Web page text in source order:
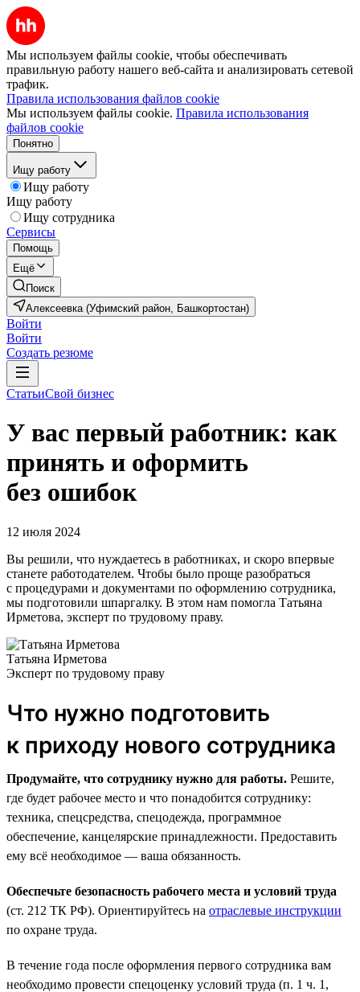
Мы используем файлы cookie, чтобы обеспечивать
правильную работу нашего веб-сайта и анализировать сетевой
трафик.
Правила использования файлов cookie
Мы используем файлы cookie. Правила использования
файлов cookie
Понятно
Ищу работу
Ищу работу
Ищу работу
Ищу сотрудника
Сервисы
Помощь
Ещё
Поиск
Алексеевка (Уфимский район, Башкортостан)
Войти
Войти
Создать резюме
СтатьиСвой бизнес
У вас первый работник: как
принять и оформить
без ошибок
12 июля 2024
Вы решили, что нуждаетесь в работниках, и скоро впервые
станете работодателем. Чтобы было проще разобраться
с процедурами и документами по оформлению сотрудника,
мы подготовили шпаргалку. В этом нам помогла Татьяна
Ирметова, эксперт по трудовому праву.
Татьяна Ирметова
Эксперт по трудовому праву
Что нужно подготовить
к приходу нового сотрудника
Продумайте, что сотруднику нужно для работы. Решите,
где будет рабочее место и что понадобится сотруднику:
техника, спецсредства, спецодежда, программное
обеспечение, канцелярские принадлежности. Предоставить
ему всё необходимое — ваша обязанность.
Обеспечьте безопасность рабочего места и условий труда
(ст. 212 ТК РФ). Ориентируйтесь на отраслевые инструкции
по охране труда.
В течение года после оформления первого сотрудника вам
необходимо провести спецоценку условий труда (п. 1 ч. 1,